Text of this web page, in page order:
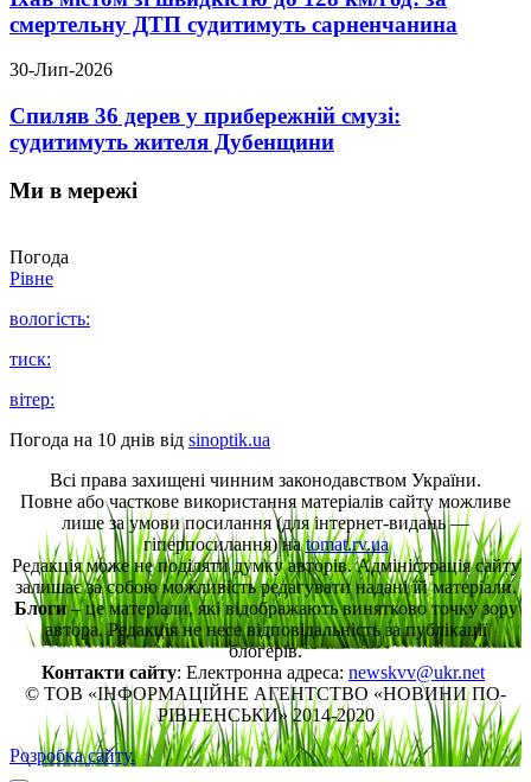
смертельну ДТП судитимуть сарненчанина
30-Лип-2026
Спиляв 36 дерев у прибережній смузі:
судитимуть жителя Дубенщини
Ми в мережі
Погода
Рівне
вологість:
тиск:
вітер:
Погода на 10 днів від sinoptik.ua
Всі права захищені чинним законодавством України.
Повне або часткове використання матеріалів сайту можливе
лише за умови посилання (для інтернет-видань —
гіперпосилання) наtomat.rv.ua
Редакція може не поділяти думку авторів. Адміністрація сайту
залишає за собою можливість редагувати надані їй матеріали.
Блоги– це матеріали, які відображають винятково точку зору
автора. Редакція не несе відповідальність за публікації
блогерів.
Контакти сайту: Електронна адреса: newskvv@ukr.net
© ТОВ «ІНФОРМАЦІЙНЕ АГЕНТСТВО «НОВИНИ ПО-
РІВНЕНСЬКИ» 2014-2020
Розробка сайту.